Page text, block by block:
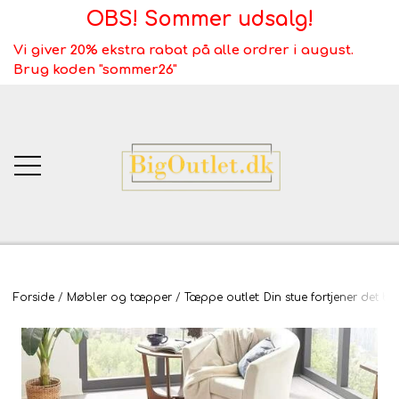
OBS! Sommer udsalg!
Vi giver 20% ekstra rabat på alle ordrer i august.
Brug koden "sommer26"
BigOutlet.dk
TÆPPER
Webshop ALT
Forside Møbler og tæpper Tæppe outlet: Din stue fortjener det